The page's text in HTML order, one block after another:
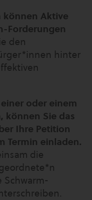
können Aktive
Forderungen
den
hinter
oder einem
können Sie das
Ihre Petition
Termin einladen.
die